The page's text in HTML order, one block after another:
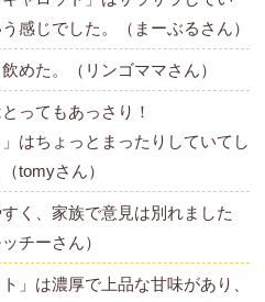
感じでした。（まーぶるさん）
めた。（リンゴママさん）
ってもあっさり！
はちょっとまったりしていてし
tomyさん）
く、家族で意見は別れました
チーさん）
」は濃厚で上品な甘味があり、